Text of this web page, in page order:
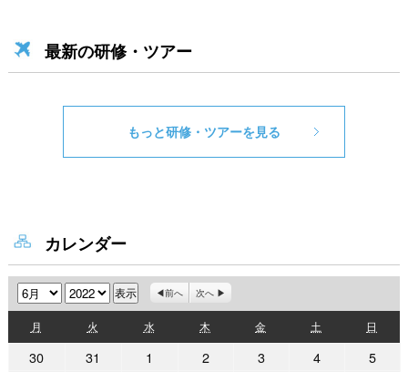
最新の研修・ツアー
もっと研修・ツアーを見る
カレンダー
月 年 前へ 次へ
月
曜
日
火
曜
日
水水
曜
木
曜
金金
曜
土
曜
日
曜
302022
31 1 22022
32022
42022
52022